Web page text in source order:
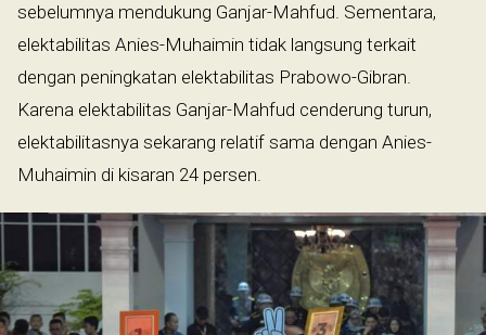
sebelumnya mendukung Ganjar-Mahfud. Sementara,
elektabilitas Anies-Muhaimin tidak langsung terkait
dengan peningkatan elektabilitas Prabowo-Gibran.
Karena elektabilitas Ganjar-Mahfud cenderung turun,
elektabilitasnya sekarang relatif sama dengan Anies-
Muhaimin di kisaran 24 persen.